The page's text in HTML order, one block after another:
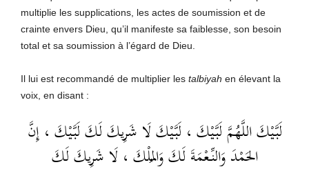
multiplie les supplications, les actes de soumission et de
crainte envers Dieu, qu’il manifeste sa faiblesse, son besoin
total et sa soumission à l’égard de Dieu.
Il lui est recommandé de multiplier les talbiyah en élevant la
voix, en disant :
لَبَّيْكَ اللَّهُمَّ لَبَّيْكَ ، لَبَّيْكَ لَا شَرِيكَ لَكَ لَبَّيْكَ ، إِنَّ
الحَمْدَ وَالنِّعْمَةَ لَكَ وَالمُلْكَ ، لَا شَرِيكَ لَكَ